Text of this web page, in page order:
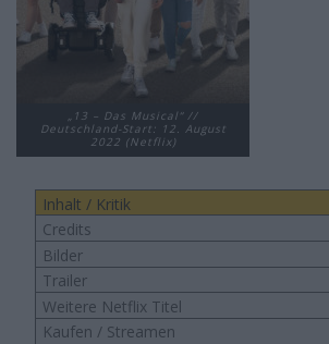
„13 – Das Musical“ //
Deutschland-Start: 12. August
2022 (Netflix)
Inhalt / Kritik
Credits
Bilder
Trailer
Weitere Netflix Titel
Kaufen / Streamen